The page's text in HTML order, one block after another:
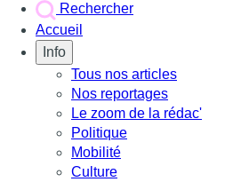
Rechercher
Accueil
Info
Tous nos articles
Nos reportages
Le zoom de la rédac'
Politique
Mobilité
Culture